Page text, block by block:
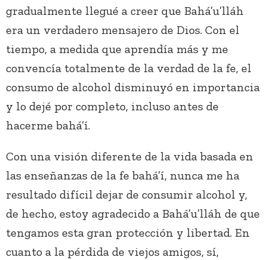
gradualmente llegué a creer que Bahá’u’lláh
era un verdadero mensajero de Dios. Con el
tiempo, a medida que aprendía más y me
convencía totalmente de la verdad de la fe, el
consumo de alcohol disminuyó en importancia
y lo dejé por completo, incluso antes de
hacerme bahá’í.
Con una visión diferente de la vida basada en
las enseñanzas de la fe bahá’í, nunca me ha
resultado difícil dejar de consumir alcohol y,
de hecho, estoy agradecido a Bahá’u’lláh de que
tengamos esta gran protección y libertad. En
cuanto a la pérdida de viejos amigos, sí,